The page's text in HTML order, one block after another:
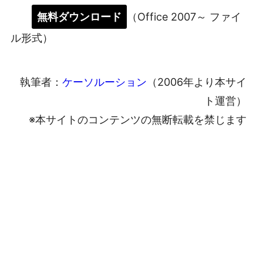
無料ダウンロード
（Office 2007～ ファイ
ル形式）
執筆者： ケーソルーション （2006年より本サイ
ト運営）
※本サイトのコンテンツの無断転載を禁じます